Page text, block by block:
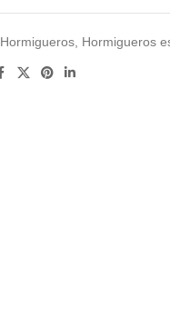
Hormigueros, Hormigueros